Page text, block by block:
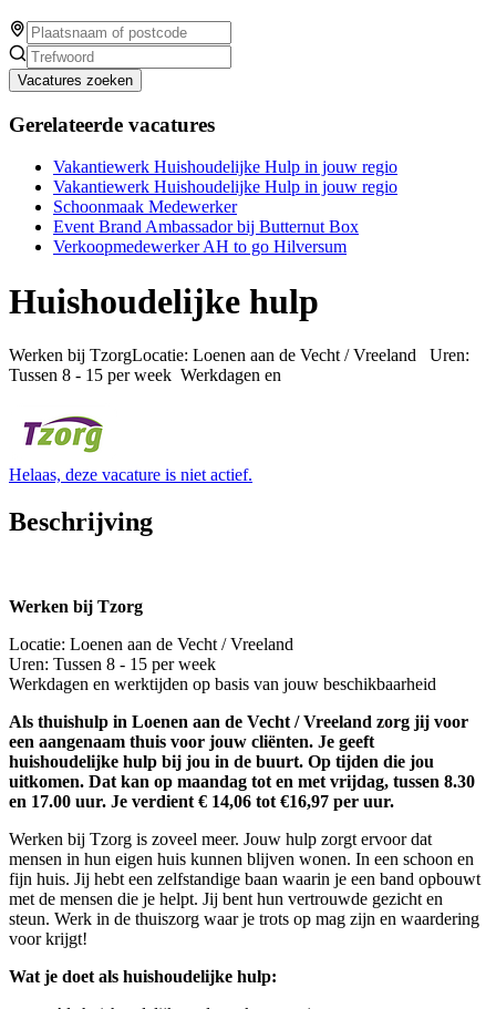
Vacatures zoeken
Gerelateerde vacatures
Vakantiewerk Huishoudelijke Hulp in jouw regio
Vakantiewerk Huishoudelijke Hulp in jouw regio
Schoonmaak Medewerker
Event Brand Ambassador bij Butternut Box
Verkoopmedewerker AH to go Hilversum
Huishoudelijke hulp
Werken bij TzorgLocatie: Loenen aan de Vecht / Vreeland Uren:
Tussen 8 - 15 per week Werkdagen en
Helaas, deze vacature is niet actief.
Beschrijving
Werken bij Tzorg
Locatie: Loenen aan de Vecht / Vreeland
Uren: Tussen 8 - 15 per week
Werkdagen en werktijden op basis van jouw beschikbaarheid
Als thuishulp in Loenen aan de Vecht / Vreeland zorg jij voor
een aangenaam thuis voor jouw cliënten. Je geeft
huishoudelijke hulp bij jou in de buurt. Op tijden die jou
uitkomen. Dat kan op maandag tot en met vrijdag, tussen 8.30
en 17.00 uur. Je verdient € 14,06 tot €16,97 per uur.
Werken bij Tzorg is zoveel meer. Jouw hulp zorgt ervoor dat
mensen in hun eigen huis kunnen blijven wonen. In een schoon en
fijn huis. Jij hebt een zelfstandige baan waarin je een band opbouwt
met de mensen die je helpt. Jij bent hun vertrouwde gezicht en
steun. Werk in de thuiszorg waar je trots op mag zijn en waardering
voor krijgt!
Wat je doet als huishoudelijke hulp: